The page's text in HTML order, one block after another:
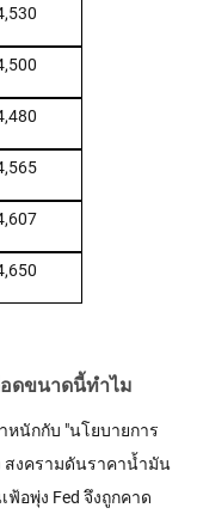
ดขนาดนี้ทำไม
หนักกับ "นโยบายการ
สงครามดันราคาน้ำมัน
ฟ้อพุ่ง Fed จึงถูกคาด